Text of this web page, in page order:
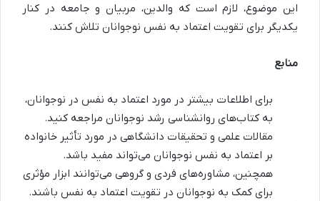
این موضوع، لازم است که والدین، مربیان و جامعه در کنار
یکدیگر برای تقویت اعتماد به نفس نوجوانان تلاش کنند.
منابع
برای اطلاعات بیشتر در مورد اعتماد به نفس در نوجوانان،
به کتاب‌های روانشناسی رشد نوجوانان مراجعه کنید.
مقالات علمی و تحقیقات دانشگاهی در مورد تأثیر خانواده
بر اعتماد به نفس نوجوانان می‌تواند مفید باشد.
همچنین، مشاوره‌های فردی و گروهی می‌توانند ابزار مؤثری
برای کمک به نوجوانان در تقویت اعتماد به نفس باشند.